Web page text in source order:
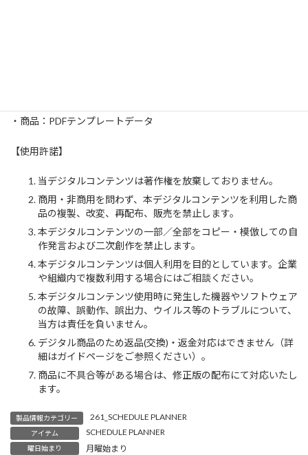
・商品：PDFテンプレートデータ
【使用許諾】
当デジタルコンテンツは著作権を放棄しておりません。
商用・非商用を問わず、本デジタルコンテンツを利用した商
品の複製、改変、再配布、販売を禁止します。
本デジタルコンテンツの一部／全部をコピー・模倣しての自
作発言および二次創作を禁止します。
本デジタルコンテンツは個人利用を目的としています。企業
や組織内で複数利用する場合にはご相談ください。
本デジタルコンテンツ使用時に発生した機器やソフトウェア
の故障、誤動作、誤出力、ウイルス等のトラブルについて、
当方は責任を負いません。
デジタル商品のため返品(交換)・返金対応はできません（詳
細はガイドページをご参照ください）。
商品に不具合等がある場合は、修正版の配布にて対応いたし
ます。
製品情報カテゴリー 261_SCHEDULE PLANNER
アイテム SCHEDULE PLANNER
曜日始まり 月曜始まり